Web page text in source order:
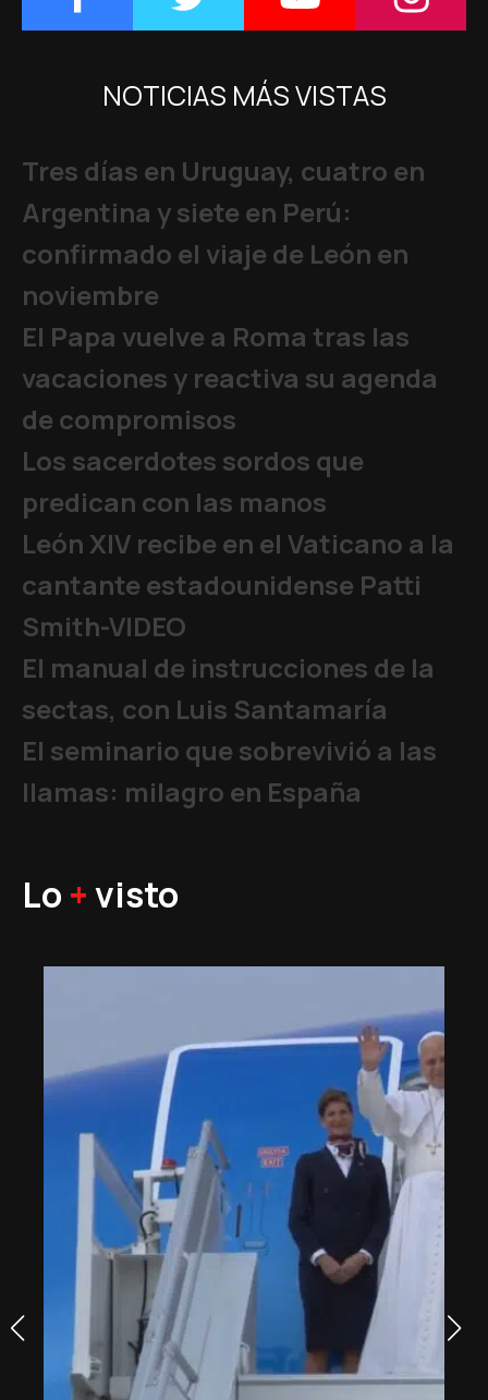
NOTICIAS MÁS VISTAS
Tres días en Uruguay, cuatro en
Argentina y siete en Perú:
confirmado el viaje de León en
noviembre
El Papa vuelve a Roma tras las
vacaciones y reactiva su agenda
de compromisos
Los sacerdotes sordos que
predican con las manos
León XIV recibe en el Vaticano a la
cantante estadounidense Patti
Smith-VIDEO
El manual de instrucciones de la
sectas, con Luis Santamaría
El seminario que sobrevivió a las
llamas: milagro en España
Lo +visto